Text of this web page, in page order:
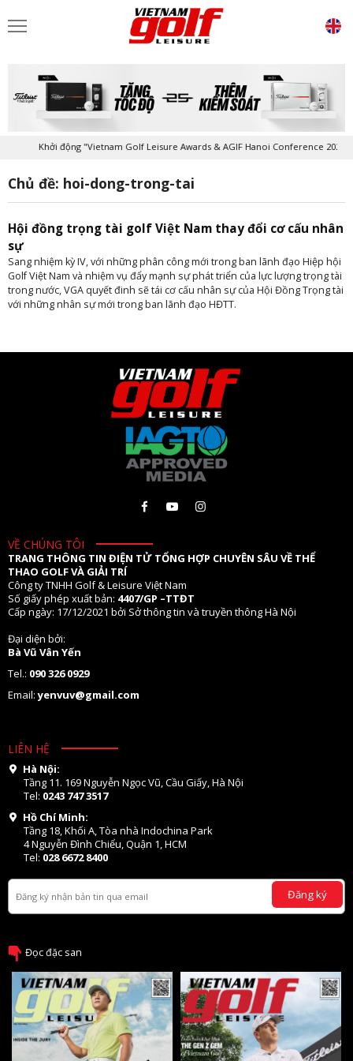
Khởi động "Vietnam Golf Leisure Awards & AGIF Hanoi Conference 2026"
Chủ đề: hoi-dong-trong-tai
Hội đồng trọng tài golf Việt Nam thay đổi cơ cấu nhân
sự
Sang nhiệm kỳ IV, với những phân công mới trong ban lãnh đạo Hiệp hội
Golf Việt Nam và nhiệm vụ đẩy mạnh sự phát triển của lực lượng trọng tài
trong nước, VGA quyết đinh sẽ tái cơ cấu nhân sự của Hội Đồng Trọng tài
với những nhân sự mới trong ban lãnh đạo HĐTT.
VỀ CHÚNG TÔI
TRANG THÔNG TIN ĐIỆN TỬ TỔNG HỢP CHUYÊN SÂU VỀ THỂ
THAO GOLF VÀ GIẢI TRÍ
Công ty TNHH Golf & Leisure Việt Nam
Số giấy phép xuất bản: 4407/GP –TTĐT
Cấp ngày: 17/12/2021 bởi Sở thông tin và truyền thông Hà Nội
Đại diện bởi:
Bà Vũ Vân Yến
Tel.: 090 326 0929
Email:yenvuv@gmail.com
LIÊN HỆ
Hà Nội:
Tầng 11. 169 Nguyễn Ngọc Vũ, Cầu Giấy, Hà Nội
Tel: 0243 747 3517
Hồ Chí Minh:
Tầng 18, Khối A, Tòa nhà Indochina Park
4 Nguyễn Đình Chiểu, Quận 1, HCM
Tel: 028 6672 8400
Đăng ký
Đọc đặc san